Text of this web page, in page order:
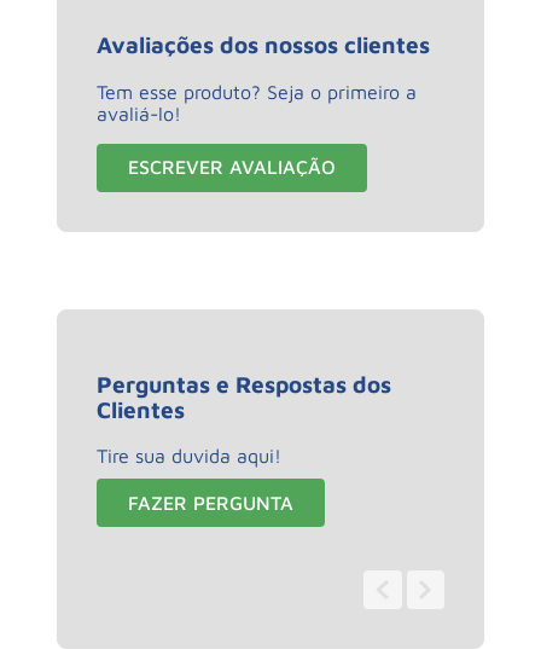
Avaliações dos nossos clientes
Tem esse produto? Seja o primeiro a
avaliá-lo!
ESCREVER AVALIAÇÃO
Perguntas e Respostas dos
Clientes
Tire sua duvida aqui!
FAZER PERGUNTA